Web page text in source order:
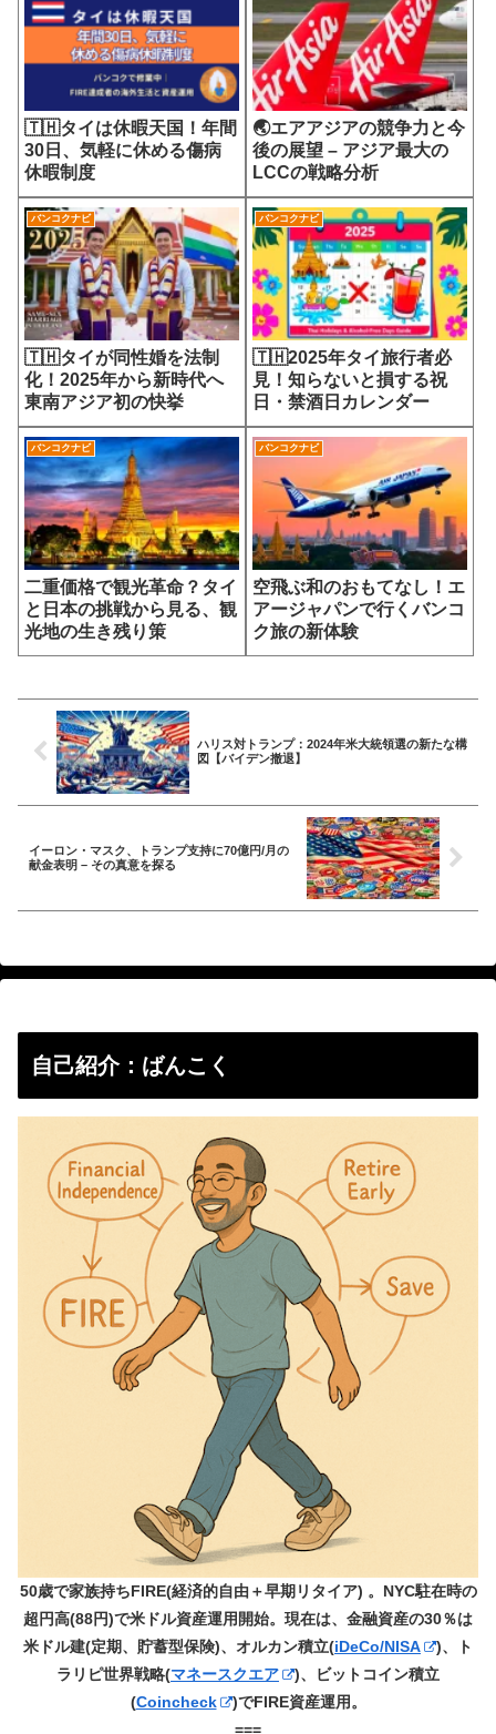
🇹🇭タイは休暇天国！年間
30日、気軽に休める傷病
休暇制度
🌏エアアジアの競争力と今
後の展望 – アジア最大の
LCCの戦略分析
バンコクナビ
🇹🇭タイが同性婚を法制
化！2025年から新時代へ
東南アジア初の快挙
バンコクナビ
🇹🇭2025年タイ旅行者必
見！知らないと損する祝
日・禁酒日カレンダー
バンコクナビ
二重価格で観光革命？タイ
と日本の挑戦から見る、観
光地の生き残り策
バンコクナビ
空飛ぶ和のおもてなし！エ
アージャパンで行くバンコ
ク旅の新体験
ハリス対トランプ：2024年米大統領選の新たな構
図【バイデン撤退】
イーロン・マスク、トランプ支持に70億円/月の
献金表明 – その真意を探る
自己紹介：ばんこく
50歳で家族持ちFIRE(経済的自由＋早期リタイア) 。NYC駐在時の
超円高(88円)で米ドル資産運用開始。現在は、金融資産の30％は
米ドル建(定期、貯蓄型保険)、オルカン積立(iDeCo/NISA
)、ト
ラリピ世界戦略(マネースクエア
)、ビットコイン積立
(Coincheck
)でFIRE資産運用。
===